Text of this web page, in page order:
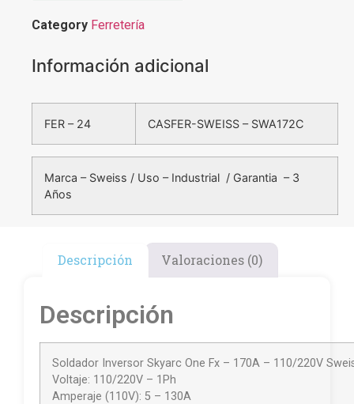
Category Ferretería
Información adicional
FER – 24 CASFER-SWEISS – SWA172C
Marca – Sweiss / Uso – Industrial / Garantia – 3
Años
Descripción Valoraciones (0)
Descripción
Soldador Inversor Skyarc One Fx – 170A – 110/220V
Voltaje: 110/220V – 1Ph
Amperaje (110V): 5 – 130A